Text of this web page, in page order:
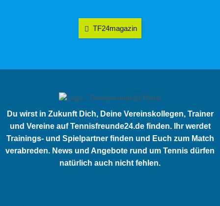
TF24magazin
Du wirst in Zukunft Dich, Deine Vereinskollegen, Trainer
und Vereine auf Tennisfreunde24.de finden. Ihr werdet
Trainings- und Spielpartner finden und Euch zum Match
verabreden. News und Angebote rund um Tennis dürfen
natürlich auch nicht fehlen.